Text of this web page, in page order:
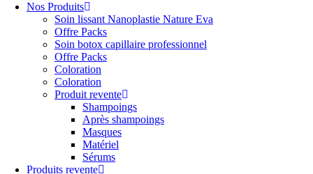
Nos Produits
Soin lissant Nanoplastie Nature Eva
Offre Packs
Soin botox capillaire professionnel
Offre Packs
Coloration
Coloration
Produit revente
Shampoings
Après shampoings
Masques
Matériel
Sérums
Produits revente